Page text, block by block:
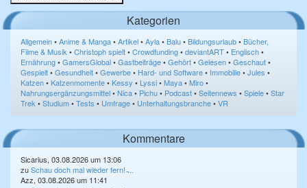
Kategorien
Allgemein•Anime & Manga•Artikel•Ayla•Balu•Bildungsurlaub•Bücher,
Filme & Musik •Christoph spielt•Crowdfunding•deviantART• Englisch•
Ernährung•GamersGlobal•Gastbeiträge•Gehört•Gelesen•Geschaut•
Gespielt•Gesundheit•Gewerbe• Hard- und Software• Immobilie•Jules •
Katzen•Katzenmomente•Kessy • Lyssi•Maya•Miro•
Nahrungsergänzungsmittel•Nica• Pichu• Podcast•Seitennews •Spiele•Star
Trek •Studium•Tests • Umfrage• Unterhaltungsbranche•VR
Kommentare
Sicarius, 03.08.2026 um 13:06
zuSchau doch mal wieder fern! ̵...
Azz, 03.08.2026 um 11:41